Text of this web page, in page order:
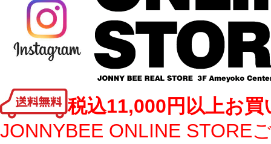
税込11,000円以上お
JONNYBEE ONLINE STORE